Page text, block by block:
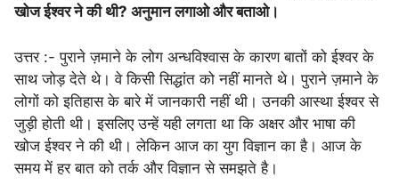
खोज ईश्वर ने की थी? अनुमान लगाओ और बताओ।
उत्तर :- पुराने ज़माने के लोग अन्धविश्वास के कारण बातों को ईश्वर के
साथ जोड़ देते थे। वे किसी सिद्धांत को नहीं मानते थे। पुराने ज़माने के
लोगों को इतिहास के बारे में जानकारी नहीं थी। उनकी आस्था ईश्वर से
जुड़ी होती थी। इसलिए उन्हें यही लगता था कि अक्षर और भाषा की
खोज ईश्वर ने की थी। लेकिन आज का युग विज्ञान का है। आज के
समय में हर बात को तर्क और विज्ञान से समझते है।